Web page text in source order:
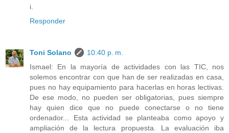
i.
Responder
Toni Solano
10:40 p. m.
Ismael: En la mayoría de actividades con las TIC, nos
solemos encontrar con que han de ser realizadas en casa,
pues no hay equipamiento para hacerlas en horas lectivas.
De ese modo, no pueden ser obligatorias, pues siempre
hay quien dice que no puede conectarse o no tiene
ordenador... Esta actividad se planteaba como apoyo y
ampliación de la lectura propuesta. La evaluación iba